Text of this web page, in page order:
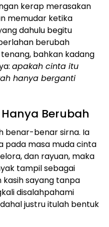
kerap merasakan
memudar ketika
dahulu begitu
berubah
bahkan kadang
apakah cinta itu
hanya berganti
Berubah
benar-benar sirna. Ia
pada masa muda cinta
dan rayuan, maka
tampil sebagai
kasih sayang tanpa
disalahpahami
justru itulah bentuk